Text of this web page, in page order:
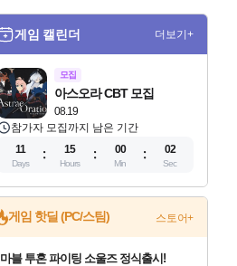
게임 캘린더 더보기+
모집
08.19
아스오라 CBT 모집
참가자 모집까지 남은 기간
11
Days
15
Hours
00
Min
01
Sec
게임 핫딜 (PC/스팀) 스토어+
귀무자: 검의 길 예약 판매 중!